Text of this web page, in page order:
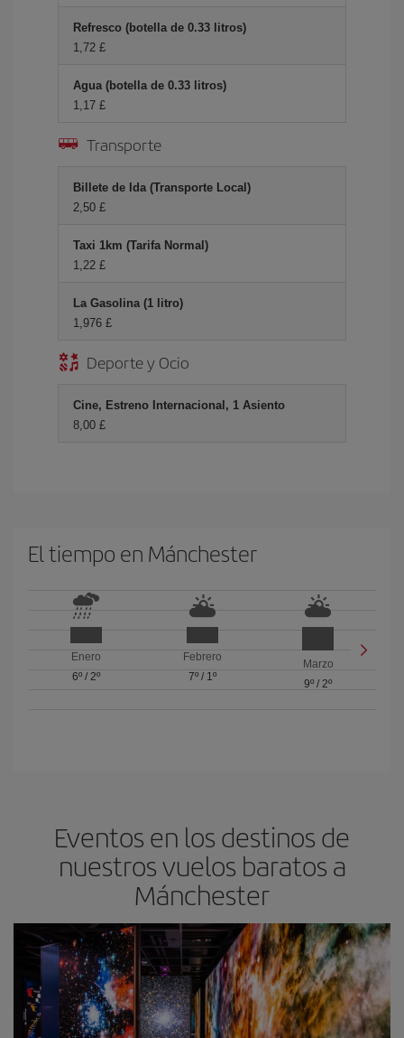
Refresco (botella de 0.33 litros)
1,72 £
Agua (botella de 0.33 litros)
1,17 £
Transporte
Billete de Ida (Transporte Local)
2,50 £
Taxi 1km (Tarifa Normal)
1,22 £
La Gasolina (1 litro)
1,976 £
Deporte y Ocio
Cine, Estreno Internacional, 1 Asiento
8,00 £
El tiempo en Mánchester
Enero
6º/ 2º
Febrero
7º/ 1º
Marzo
9º /2º
Eventos en los destinos de
nuestros vuelos baratos a
Mánchester